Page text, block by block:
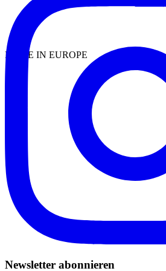
MADE IN EUROPE
Newsletter abonnieren